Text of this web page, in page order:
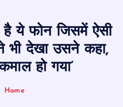
है ये फोन जिसमें ऐसी
भी देखा उसने कहा,
हो गया’
Home